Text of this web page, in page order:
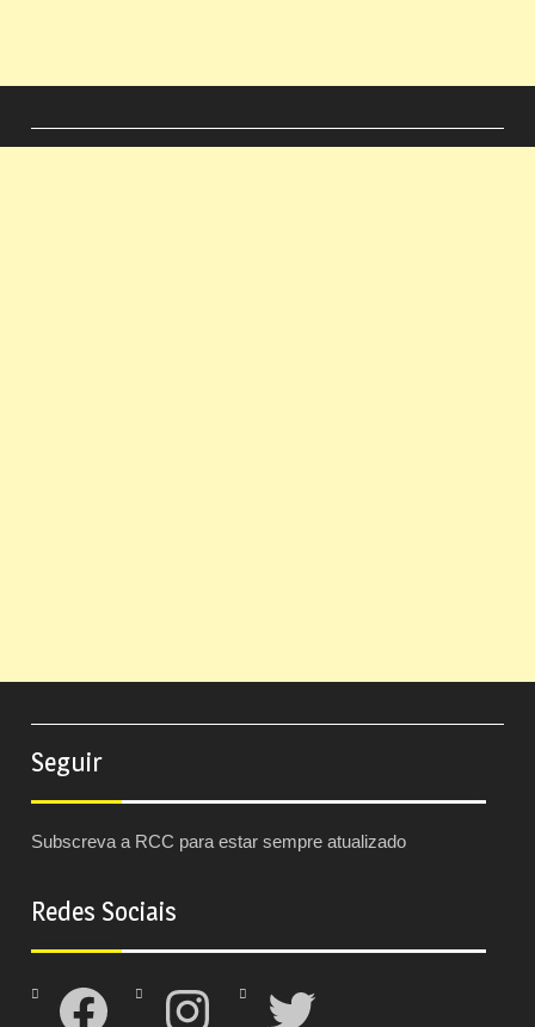
Seguir
Subscreva a RCC para estar sempre atualizado
Redes Sociais
Facebook Instagram Twitter